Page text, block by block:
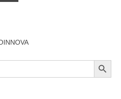
BOTÓN DE